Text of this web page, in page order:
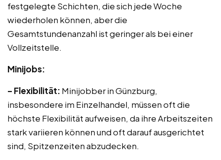
festgelegte Schichten, die sich jede Woche
wiederholen können, aber die
Gesamtstundenanzahl ist geringer als bei einer
Vollzeitstelle.
Minijobs:
– Flexibilität: Minijobber in Günzburg,
insbesondere im Einzelhandel, müssen oft die
höchste Flexibilität aufweisen, da ihre Arbeitszeiten
stark variieren können und oft darauf ausgerichtet
sind, Spitzenzeiten abzudecken.